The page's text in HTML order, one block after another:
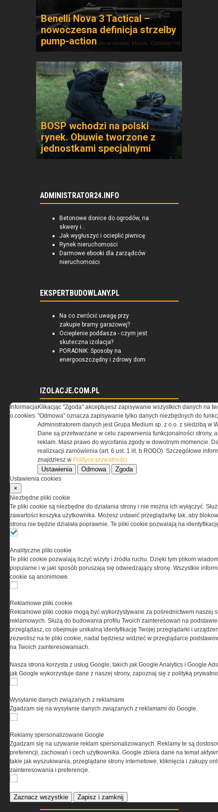
Benelli Nova 3 Tactical –
nowoczesna definicja strzelby
pump-action
BOSP wchodzi na polski
rynek. Obuwie tworzone z
jednostkami specjalnymi
ADMINISTRATOR24.INFO
Betonowe donice do ogrodów, na
skwery i...
Jak wygłuszyć i ocieplić piwnicę
Rynek nieruchomości
Darmowe ebooki dla zarządców
nieruchomości
EKSPERTBUDOWLANY.PL
Na co zwrócić uwagę przy
zakupie bramy garażowej?
Ocieplenie poddasza - czym jest
skuteczna izolacja?
PORADNIK: Sposoby na
energooszczędny i zdrowy dom
IZOLACJE.COM.PL
Kompozyt wapienno-konopny
jako materiał termoizolacyjny
ścian zewnętrznych
Materiały termoizolacyjne
przeznaczone do wysokich
temperatur -...
Warunki Techniczne 2021 dla
przegród i złączy budowlanych
RYNEKINSTALACYJNY.PL
Przeciwpożarowe instalacje
cieplną i energię użytkową do
podgrzania ciepłej wody
użytkowej
ELEKTRO.INFO
wersji 6 mm²
Dlaczego warto wybrać
domu?
Informacja
o cookies
Klikacjąc "Zgoda" akceptujesz zapisywanie wszystkich danych na
"Odmowa" oznacza zapisywanie tylko danych niezbędnych do
Administratorem danych jest Grupa Medium sp. z o.o. z siedzibą w
Dane są przetwarzane w celu zapewnienia funkcjonalności strony,
reklam. Masz prawo do wycofania zgody w dowolnym momencie.
realizxacji zamówienia (art. 6 ust. 1 lit. b RODO). Szczegółowe
znajdziesz w Polityce prywatności
Ustawienia Odmowa Zgoda
Ustawienia cookies
×
Niezbędne pliki cookie
Te pliki cookie są niezbędne do działania strony i nie można ich wyłączyć.
zawartości koszyka użytkownika. Możesz ustawić przeglądarkę tak, aby
strona nie będzie działała poprawnie. Te pliki cookie pozwalają na
Analityczne pliki cookie
Te pliki cookie pozwalają liczyć wizyty i źródła ruchu. Dzięki tym plikom
popularne i w jaki sposób poruszają się odwiedzający stronę. Wszystkie
cookie są anonimowe.
Reklamowe pliki cookie
Reklamowe pliki cookie mogą być wykorzystywane za pośrednictwem naszej
reklamowych. Służą do budowania profilu Twoich zainteresowań na
przeglądasz, co obejmuje unikalną identyfikację Twojej przeglądarki i
zezwolisz na te pliki cookie, nadal będziesz widzieć w przeglądarce
na Twoich zainteresowaniach.
Nasza strona korzysta z usług Google, takich jak Google Analytics i Google
jak Google wykorzystuje dane z naszej strony, zapoznaj się z polityką
Wysyłanie danych związanych z reklamami
Zgadzam się na wysyłanie danych związanych z reklamami do Google.
Reklamy spersonalizowane Google
Zgadzam się na używanie reklam spersonalizowanych. Reklamy te są
preferencji, zachowań i cech użytkownika. Google zbiera dane na temat
takie jak wyszukiwania, przeglądane strony internetowe, kliknięcia i zakupy
zainteresowania i preferencje.
Zaznacz wszystkie Zapisz i zamknij